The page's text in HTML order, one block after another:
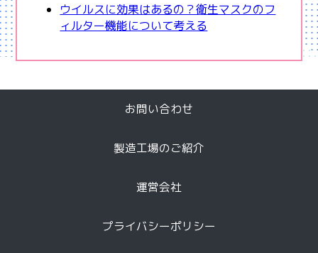
ウイルスに効果はあるの？衛生マスクのフ
ィルター機能について考える
お問い合わせ
製造工場のご紹介
運営会社
プライバシーポリシー